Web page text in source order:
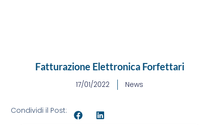
Fatturazione Elettronica Forfettari
17/01/2022 News
Condividi il Post: